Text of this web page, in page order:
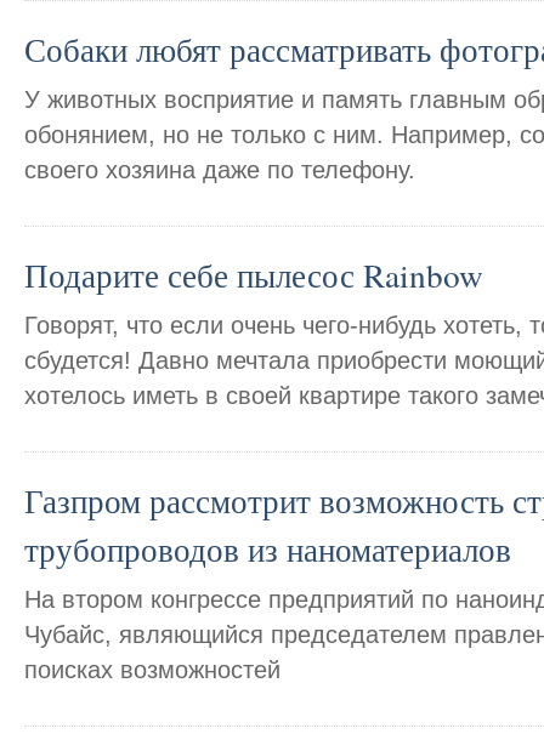
Собаки любят рассматривать
У животных восприятие и память главным
обонянием, но не только с ним. Например,
своего хозяина даже по телефону.
Подарите себе пылесос Rainbow
Говорят, что если очень чего-нибудь хотеть,
сбудется! Давно мечтала приобрести
хотелось иметь в своей квартире такого
Газпром рассмотрит возможность
трубопроводов из наноматериалов
На втором конгрессе предприятий по
Чубайс, являющийся председателем
поисках возможностей